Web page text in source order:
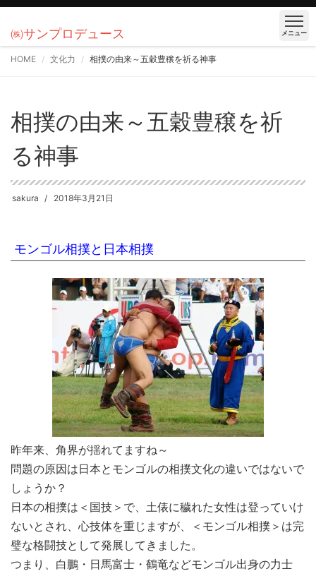
㈱サンプロデュース メニュー
HOME 文化力 相撲の由来～五穀豊穣を祈る神事
相撲の由来～五穀豊穣を祈
る神事
sakura 2018年3月21日
モンゴル相撲と日本相撲
昨年来、角界が揺れてますね～
問題の原因は日本とモンゴルの相撲文化の違いではないで
しょうか？
日本の相撲は＜国技＞で、土俵に穢れた女性は登っていけ
ないとされ、心技体を重じますが、＜モンゴル相撲＞は完
璧な格闘技として発展してきました。
つまり、白鵬・日馬富士・鶴竜などモンゴル出身の力士